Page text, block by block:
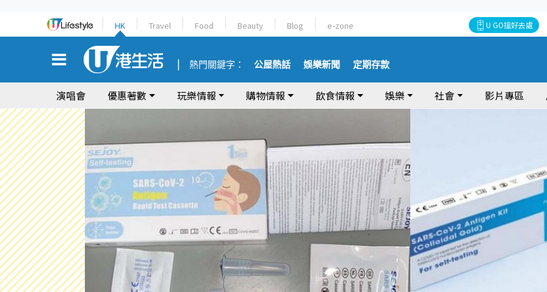
HK Travel Food Beauty Blog e-zone U GO搵好去處
熱門關鍵字： 公屋熱話 娛樂新聞 定期存款
演唱會 優惠著數 玩樂情報 購物情報 飲食情報 娛樂 社會 影片專區